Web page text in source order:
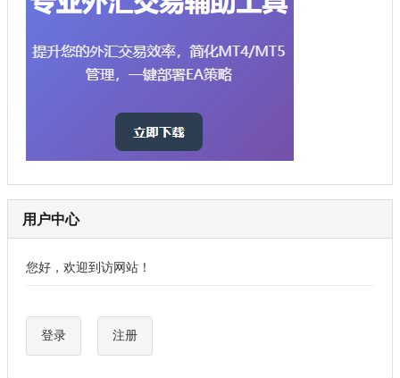
用户中心
您好，欢迎到访网站！
登录 注册